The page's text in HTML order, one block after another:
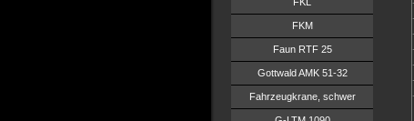
FKM
Faun RTF 25
Gottwald AMK 51-32
Fahrzeugkrane, schwer